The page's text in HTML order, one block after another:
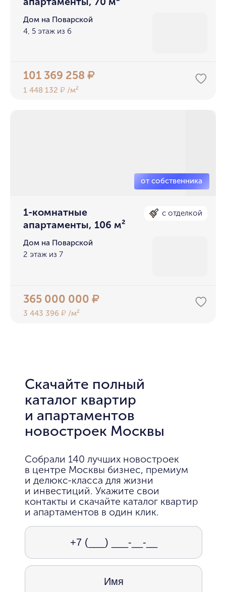
Дом на Поварской
4, 5 этаж из 6
101 369 258₽
1 448 132₽ /м²
1-комнатные
апартаменты, 106 м²
с отделкой
Дом на Поварской
2 этаж из 7
365 000 000₽
3 443 396₽ /м²
Скачайте полный
каталог квартир
и апартаментов
новостроек Москвы
Собрали 140 лучших новостроек
в центре Москвы бизнес, премиум
и делюкс-класса для жизни
и инвестиций. Укажите свои
контакты и скачайте каталог квартир
и апартаментов в один клик.